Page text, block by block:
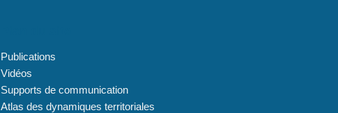
Publications
Vidéos
Supports de communication
Atlas des dynamiques territoriales